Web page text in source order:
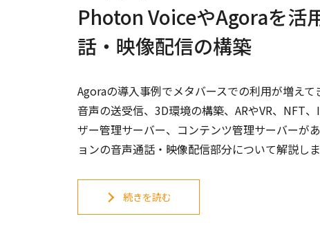
Photon VoiceやAgoraを活
話・映像配信の構築
Agoraの導入事例でメタバースでの利用が増え
音声の送受信、3D環境の構築、ARやVR、NFT
ザー管理サーバー、コンテンツ管理サーバーが
ョンの音声通話・映像配信部分について解説しま
続きを読む